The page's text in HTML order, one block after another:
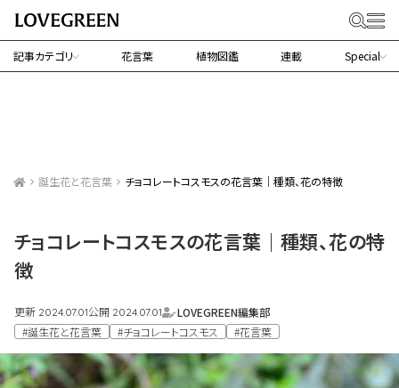
記事カテゴリ 花言葉 植物図鑑 連載 Special
誕生花と花言葉 チョコレートコスモスの花言葉｜種類、花の特徴
チョコレートコスモスの花言葉｜種類、花の特
徴
更新 2024.07.01公開 2024.07.01
LOVEGREEN編集部
#誕生花と花言葉
#チョコレートコスモス #花言葉